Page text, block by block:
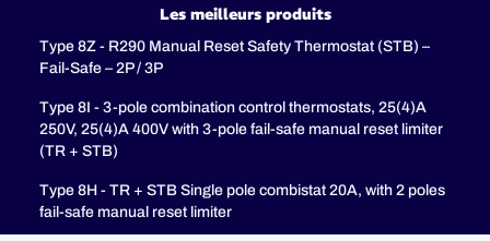
Les meilleurs produits
Type 8Z - R290 Manual Reset Safety Thermostat (STB) –
Fail-Safe – 2P / 3P
Type 8I - 3-pole combination control thermostats, 25(4)A
250V, 25(4)A 400V with 3-pole fail-safe manual reset limiter
(TR + STB)
Type 8H - TR + STB Single pole combistat 20A, with 2 poles
fail-safe manual reset limiter